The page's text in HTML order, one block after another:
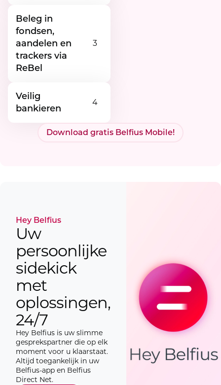
Beleg in
fondsen,
aandelen en
trackers via
ReBel
3
Veilig
bankieren
4
Download gratis Belfius Mobile!
Hey Belfius
Uw
persoonlijke
sidekick
met
oplossingen,
24/7
Hey Belfius is uw slimme
gesprekspartner die op elk
moment voor u klaarstaat.
Altijd toegankelijk in uw
Belfius-app en Belfius
Direct Net.